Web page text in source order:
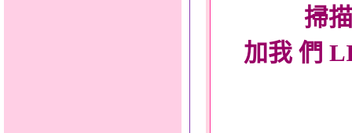
掃
加我 們